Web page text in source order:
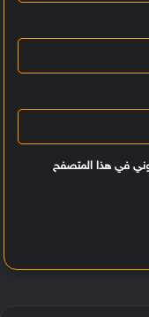
في هذا المتصفح